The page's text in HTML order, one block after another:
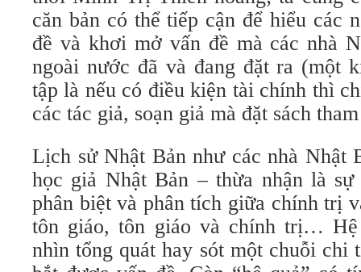
căn bản có thể tiếp cận để hiểu các
đề và khơi mở vấn đề mà các nhà
ngoài nước đã và đang đặt ra (một
tập là nếu có điều kiện tài chính thì
các tác giả, soạn giả mà đặt sách
Lịch sử Nhật Bản như các nhà Nhật
học giả Nhật Bản – thừa nhận là sự
phân biệt và phân tích giữa chính trị
tôn giáo, tôn giáo và chính trị…
nhìn tổng quát hay sót một chuỗi chi